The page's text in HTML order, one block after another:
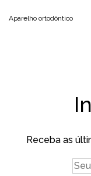
Aparelho ortodôntico
Receba as